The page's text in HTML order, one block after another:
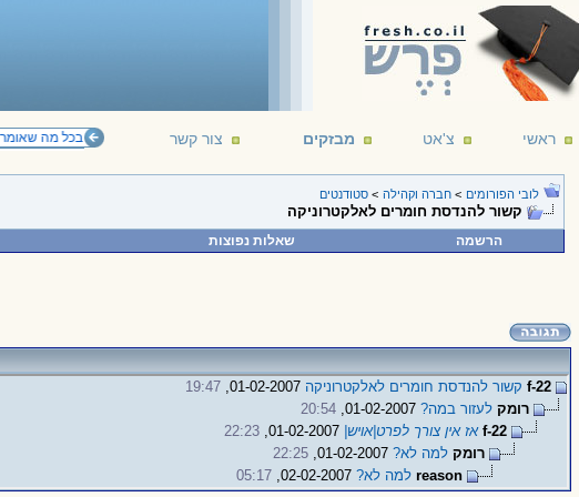
ראשי צ'אט מבזקים צור קשר "ונדמה לי בכל מה
לובי הפורומים > חברה וקהילה > סטודנטים
קשור להנדסת חומרים לאלקטרוניקה
הרשמה שאלות נפוצות
f-22 קשור להנדסת חומרים לאלקטרוניקה
19:47
רומק לעזור במה?01-02-2007,
20:54
f-22 אז אין צורך לפרט|אויש|
22:23
רומק למה לא?01-02-2007,
22:25
reason למה לא?02-02-2007,
05:17